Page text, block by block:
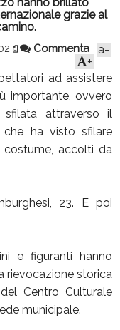
grazie al
Commenta
a-
+
ad assistere
importante, ovvero
sfilata attraverso il
che ha visto sfilare
costume, accolti da
23. E poi
e figuranti hanno
rievocazione storica
Centro Culturale
municipale.